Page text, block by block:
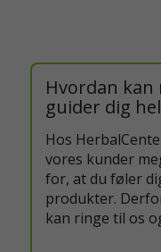
Hvordan kan
guider dig
Hos
vores kunder
for, at du føler
produkter.
kan ringe til os